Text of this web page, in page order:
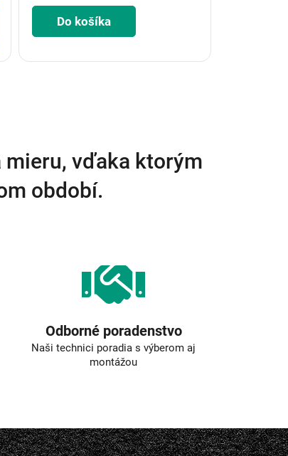
Do košíka
vďaka ktorým
období.
Odborné poradenstvo
Naši technici poradia s výberom aj
montážou